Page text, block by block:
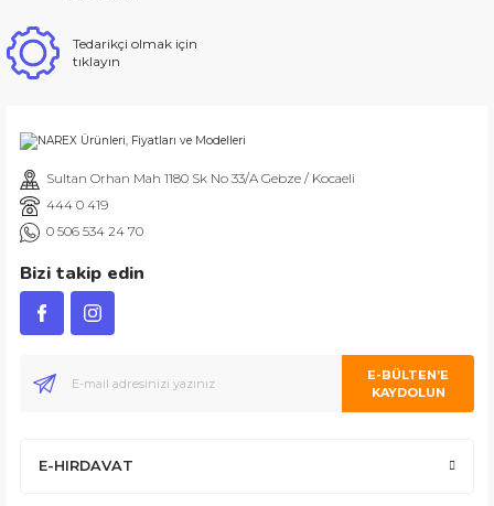
Tedarikçi olmak için
tıklayın
Sultan Orhan Mah 1180 Sk No 33/A Gebze / Kocaeli
444 0 419
0 506 534 24 70
Bizi takip edin
E-BÜLTEN’E
KAYDOLUN
E-HIRDAVAT